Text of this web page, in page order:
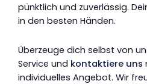
pünktlich und zuverlässig.
in den besten Händen.
Überzeuge dich selbst von
Service und kontaktiere uns
individuelles Angebot. Wir